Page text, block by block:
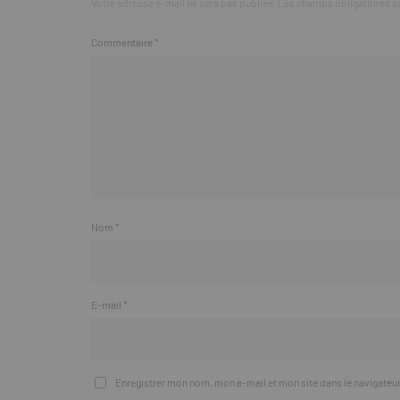
Commentaire *
Nom *
E-mail *
Enregistrer mon nom, mon e-mail et mon site dans le